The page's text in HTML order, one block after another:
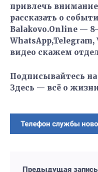
привлечь
рассказать о
Balakovo.Online —
WhatsApp,Telegram,
видео скажем
Подписывайтесь
Здесь — всё о
Предыдущая запись